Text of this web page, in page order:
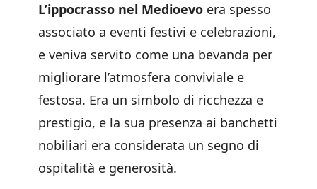
L’ippocrasso nel Medioevo era spesso
associato a eventi festivi e celebrazioni,
e veniva servito come una bevanda per
migliorare l’atmosfera conviviale e
festosa. Era un simbolo di ricchezza e
prestigio, e la sua presenza ai banchetti
nobiliari era considerata un segno di
ospitalità e generosità.